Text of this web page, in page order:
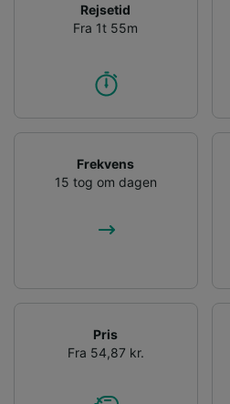
Rejsetid
Fra 1t 55m
Frekvens
15 tog om dagen
Pris
Fra 54,87 kr.